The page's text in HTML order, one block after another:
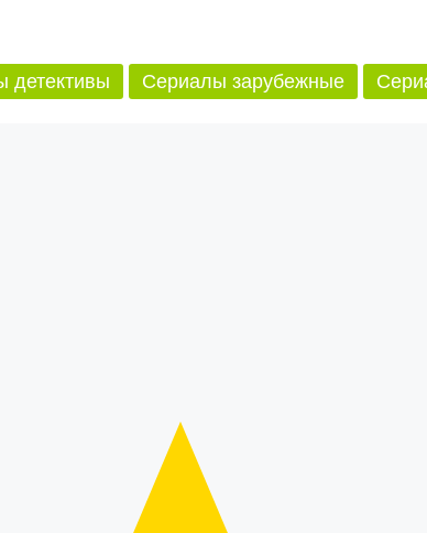
детективы Сериалы зарубежные